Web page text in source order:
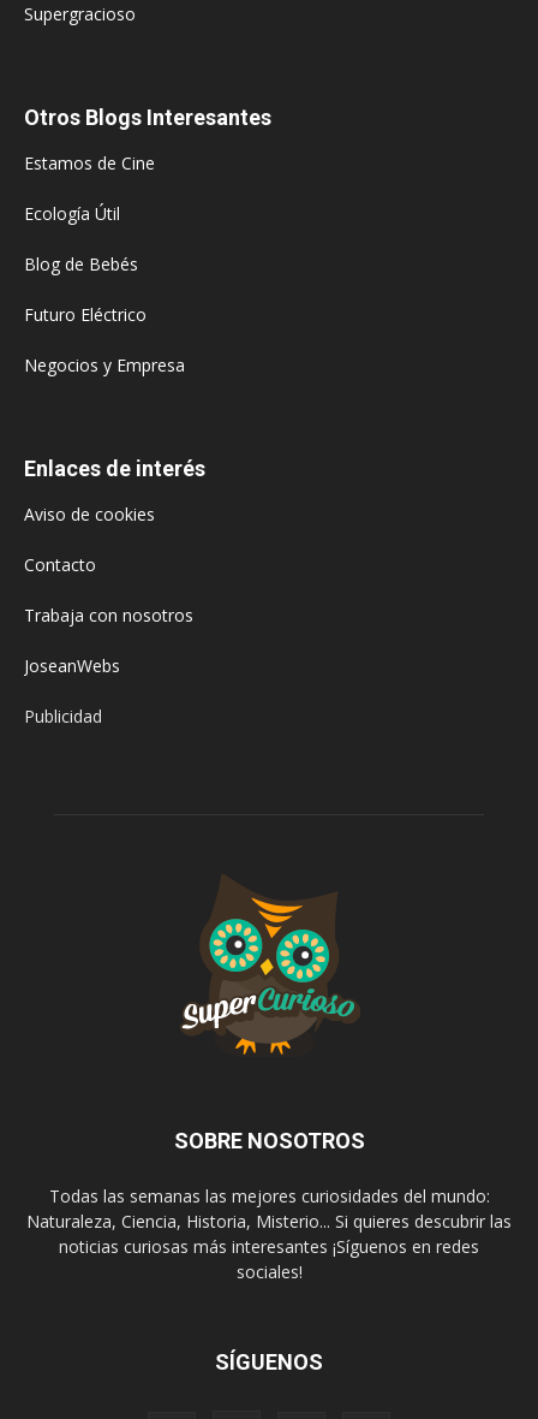
Supergracioso
Otros Blogs Interesantes
Estamos de Cine
Ecología Útil
Blog de Bebés
Futuro Eléctrico
Negocios y Empresa
Enlaces de interés
Aviso de cookies
Contacto
Trabaja con nosotros
JoseanWebs
Publicidad
SOBRE NOSOTROS
Todas las semanas las mejores curiosidades del mundo:
Naturaleza, Ciencia, Historia, Misterio... Si quieres descubrir las
noticias curiosas más interesantes ¡Síguenos en redes
sociales!
SÍGUENOS